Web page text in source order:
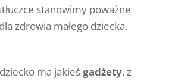
stanowimy poważne
zdrowia małego dziecka.
ma jakieśgadżety, z